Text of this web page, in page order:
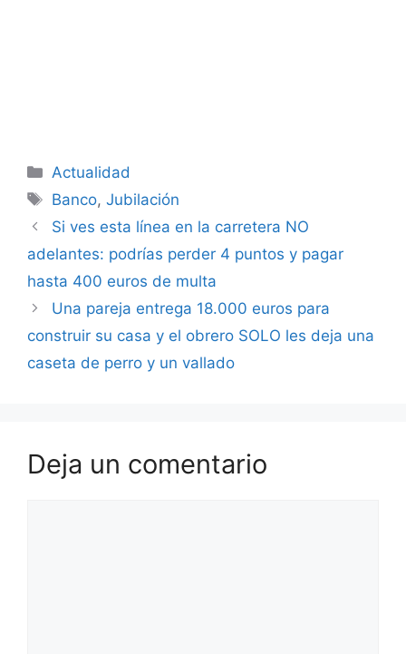
Categorías
Actualidad
Etiquetas
Banco,Jubilación
Si ves esta línea en la carretera NO
adelantes: podrías perder 4 puntos y pagar
hasta 400 euros de multa
Una pareja entrega 18.000 euros para
construir su casa y el obrero SOLO les deja una
caseta de perro y un vallado
Deja un comentario